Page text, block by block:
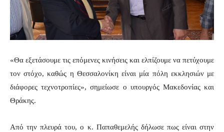
«Θα εξετάσουμε τις επόμενες κινήσεις και ελπίζουμε να πετύχουμε
τον στόχο, καθώς η Θεσσαλονίκη είναι μία πόλη εκκλησιών με
διάφορες τεχνοτροπίες», σημείωσε ο υπουργός Μακεδονίας και
Θράκης.
Από την πλευρά του, ο κ. Παπαθεμελής δήλωσε πως είναι στην